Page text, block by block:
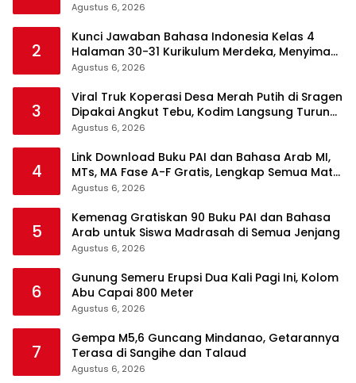
Warga dan Polisi
Agustus 6, 2026
2
Kunci Jawaban Bahasa Indonesia Kelas 4
Halaman 30-31 Kurikulum Merdeka, Menyimak
Teks Kepala Suku Len
Agustus 6, 2026
3
Viral Truk Koperasi Desa Merah Putih di Sragen
Dipakai Angkut Tebu, Kodim Langsung Turun
Tangan
Agustus 6, 2026
4
Link Download Buku PAI dan Bahasa Arab MI,
MTs, MA Fase A-F Gratis, Lengkap Semua Mata
Pelajaran
Agustus 6, 2026
5
Kemenag Gratiskan 90 Buku PAI dan Bahasa
Arab untuk Siswa Madrasah di Semua Jenjang
Agustus 6, 2026
6
Gunung Semeru Erupsi Dua Kali Pagi Ini, Kolom
Abu Capai 800 Meter
Agustus 6, 2026
7
Gempa M5,6 Guncang Mindanao, Getarannya
Terasa di Sangihe dan Talaud
Agustus 6, 2026